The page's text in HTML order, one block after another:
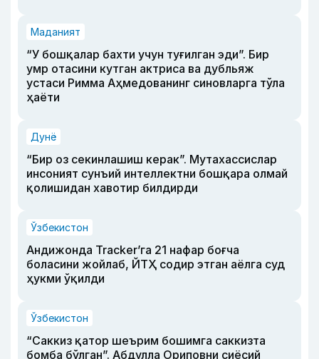
Маданият
“У бошқалар бахти учун туғилган эди”. Бир
умр отасини кутган актриса ва дубльяж
устаси Римма Аҳмедованинг синовларга тўла
ҳаёти
Дунё
“Бир оз секинлашиш керак”. Мутахассислар
инсоният сунъий интеллектни бошқара олмай
қолишидан хавотир билдирди
Ўзбекистон
Андижонда Tracker’га 21 нафар боғча
боласини жойлаб, ЙТҲ содир этган аёлга суд
ҳукми ўқилди
Ўзбекистон
“Саккиз қатор шеърим бошимга саккизта
бомба бўлган”. Абдулла Ориповни сиёсий